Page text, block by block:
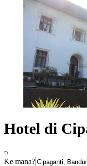
Hotel di
Ke mana?